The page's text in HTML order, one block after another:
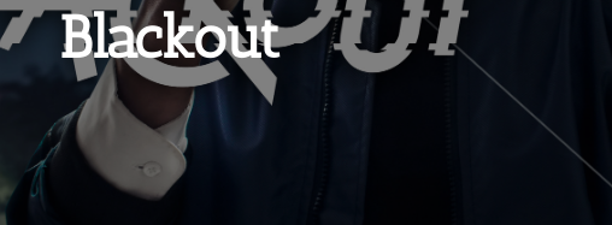
Blackout